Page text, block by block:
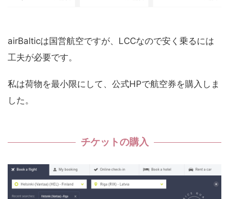
airBalticは国営航空ですが、LCCなので安く乗るには
工夫が必要です。
私は荷物を最小限にして、公式HPで航空券を購入しま
した。
チケットの購入